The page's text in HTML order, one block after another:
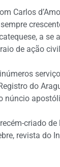
Carlos
a se
de ação
do
núncio
criado
revista do